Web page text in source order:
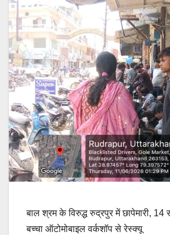
बाल श्रम के विरुद्ध रुद्रपुर में छापेमारी,
बच्चा ऑटोमोबाइल वर्कशॉप से रेस्क्यू